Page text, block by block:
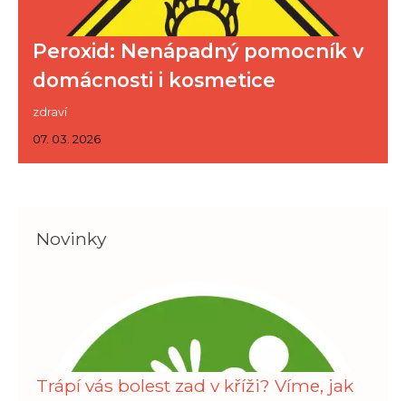
Peroxid: Nenápadný pomocník v
domácnosti i kosmetice
zdraví
07. 03. 2026
Novinky
Trápí vás bolest zad v kříži? Víme, jak